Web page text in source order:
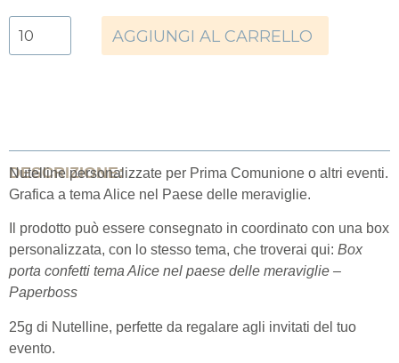
AGGIUNGI AL CARRELLO
DESCRIZIONE:
Nutelline personalizzate per Prima Comunione o altri eventi.
Grafica a tema Alice nel Paese delle meraviglie.
Il prodotto può essere consegnato in coordinato con una box
personalizzata, con lo stesso tema, che troverai qui: Box
porta confetti tema Alice nel paese delle meraviglie –
Paperboss
25g di Nutelline, perfette da regalare agli invitati del tuo
evento.